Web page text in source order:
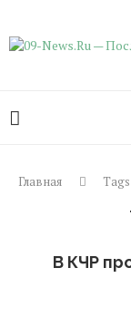
Главная Tags
В КЧР